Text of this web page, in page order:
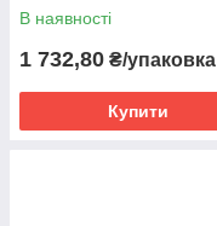
В наявності
1 732,80 ₴/упаковка
Купити